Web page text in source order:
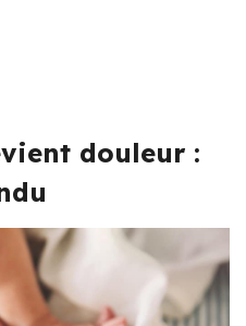
douleur :